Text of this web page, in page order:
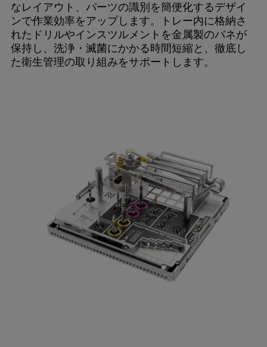
なレイアウト、パーツの識別を簡便化するデザイ
ンで作業効率をアップします。トレー内に格納さ
れたドリルやインスツルメントを金属製のバネが
保持し、洗浄・滅菌にかかる時間短縮と、徹底し
た衛生管理の取り組みをサポートします。